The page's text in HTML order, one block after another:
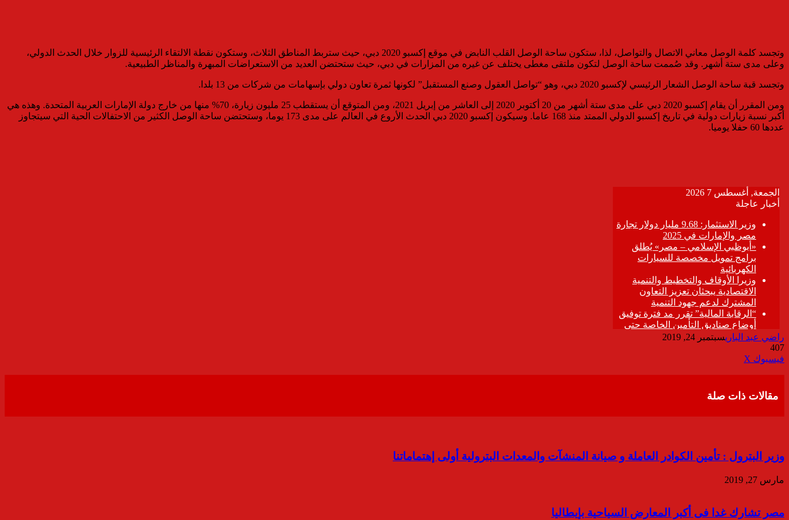
وتجسد كلمة الوصل معاني الاتصال والتواصل، لذا، ستكون ساحة الوصل القلب النابض في موقع إكسبو 2020 دبي، حيث ستربط المناطق الثلاث، وستكون نقطة الالتقاء الرئيسية للزوار خلال الحدث الدولي،
وعلى مدى ستة أشهر. وقد صُممت ساحة الوصل لتكون ملتقى مغطى يختلف عن غيره من المزارات في دبي، حيث ستحتضن العديد من الاستعراضات المبهرة والمناظر الطبيعية.
وتجسد قبة ساحة الوصل الشعار الرئيسي لإكسبو 2020 دبي، وهو “تواصل العقول وصنع المستقبل” لكونها ثمرة تعاون دولي بإسهامات من شركات من 13 بلدا.
ومن المقرر أن يقام إكسبو 2020 دبي على مدى ستة أشهر من 20 أكتوبر 2020 إلى العاشر من إبريل 2021، ومن المتوقع أن يستقطب 25 مليون زيارة، 70% منها من خارج دولة الإمارات العربية المتحدة. وهذه هي
أكبر نسبة زيارات دولية في تاريخ إكسبو الدولي الممتد منذ 168 عاما. وسيكون إكسبو 2020 دبي الحدث الأروع في العالم على مدى 173 يوما، وستحتضن ساحة الوصل الكثير من الاحتفالات الحية التي سيتجاوز
عددها 60 حفلا يوميا.
راضي عبد الباريسبتمبر 24, 2019
407
فيسبوك ‫X
مقالات ذات صلة
وزير البترول : تأمين الكوادر العاملة و صيانة المنشآت والمعدات البترولية أولى إهتماماتنا
مارس 27, 2019
مصر تشارك غدا فى أكبر المعارض السياحية بإيطاليا